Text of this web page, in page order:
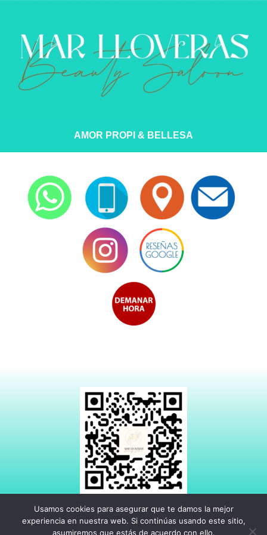
AMOR PROPI & BELLESA
Usamos cookies para asegurar que te damos la mejor
experiencia en nuestra web. Si continúas usando este sitio,
asumiremos que estás de acuerdo con ello.